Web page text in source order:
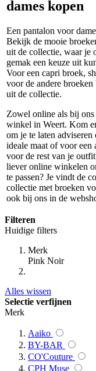
dames kopen
Een pantalon voor
Bekijk de mooie
uit de collectie, waar je
gemak een keuze uit
Voor een capri broek,
voor de andere broeken
uit de collectie.
Zowel online als bij ons
winkel in Weert. Kom
om je te laten adviseren
ideale maat of voor een
voor de rest van je
liever online winkelen
te passen? Je vindt de
collectie met broeken
ook bij ons in de
Filteren
Huidige filters
Merk
Pink Noir
Alles wissen
Selectie verfijnen
Merk
Aaiko
BY-BAR
CO'Couture
CPH Muse